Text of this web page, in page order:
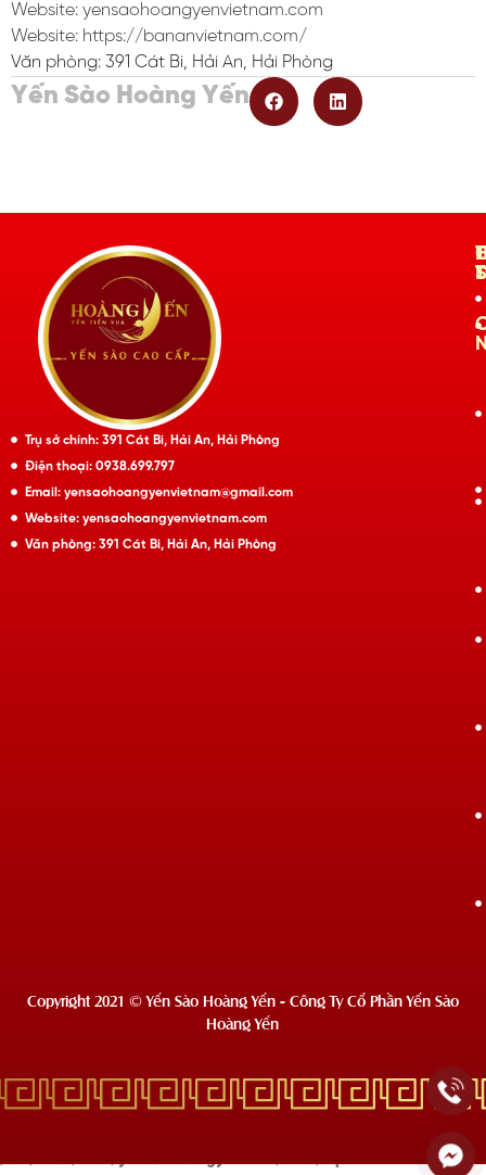
Website: yensaohoangyenvietnam.com
Website: https://bananvietnam.com/
Văn phòng: 391 Cát Bi, Hải An, Hải Phòng
Yến Sào Hoàng Yến
Trụ sở chính: 391 Cát Bi, Hải An, Hải Phòng
Điện thoại: 0938.699.797
Email: yensaohoangyenvietnam@gmail.com
Website: yensaohoangyenvietnam.com
Văn phòng: 391 Cát Bi, Hải An, Hải Phòng
Copyright 2021 © Yến Sào Hoàng Yến - Công Ty Cổ Phần Yến Sào
Hoàng Yến
Deprecated: Hàm wc_enqueue_js hiện tạikhông dùng nữatừ phiên
/usr/local/lsws/yensaohoangyen.com/html/wp-